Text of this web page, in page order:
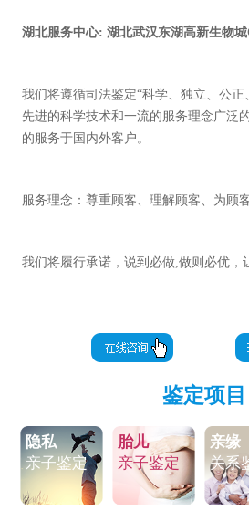
湖北服务中心: 湖北武汉东湖高新生物城
我们将遵循司法鉴定“科学、独立、公
先进的科学技术和一流的服务理念广泛
的服务于国内外客户。
服务理念：尊重顾客、理解顾客、为顾
我们将履行承诺，说到必做,做则必优，
鉴定项目
隐私
亲子鉴定
胎儿
亲子鉴定
亲缘
关系